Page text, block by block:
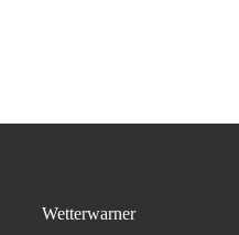
Wetterwarner